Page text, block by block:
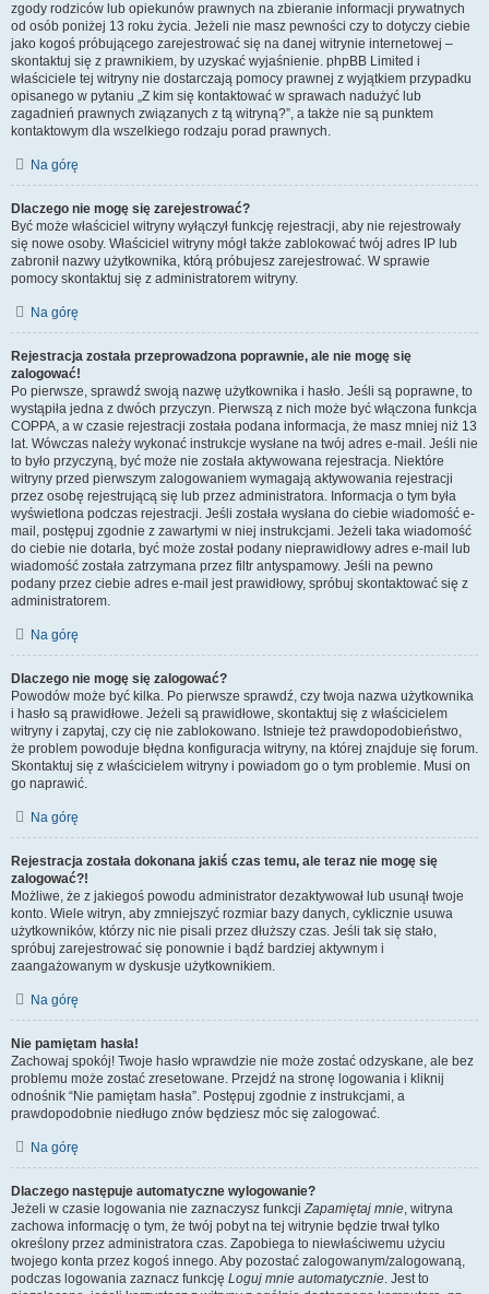
zgody rodziców lub opiekunów prawnych na zbieranie informacji prywatnych
od osób poniżej 13 roku życia. Jeżeli nie masz pewności czy to dotyczy ciebie
jako kogoś próbującego zarejestrować się na danej witrynie internetowej –
skontaktuj się z prawnikiem, by uzyskać wyjaśnienie. phpBB Limited i
właściciele tej witryny nie dostarczają pomocy prawnej z wyjątkiem przypadku
opisanego w pytaniu „Z kim się kontaktować w sprawach nadużyć lub
zagadnień prawnych związanych z tą witryną?”, a także nie są punktem
kontaktowym dla wszelkiego rodzaju porad prawnych.
Na górę
Dlaczego nie mogę się zarejestrować?
Być może właściciel witryny wyłączył funkcję rejestracji, aby nie rejestrowały
się nowe osoby. Właściciel witryny mógł także zablokować twój adres IP lub
zabronił nazwy użytkownika, którą próbujesz zarejestrować. W sprawie
pomocy skontaktuj się z administratorem witryny.
Na górę
Rejestracja została przeprowadzona poprawnie, ale nie mogę się
zalogować!
Po pierwsze, sprawdź swoją nazwę użytkownika i hasło. Jeśli są poprawne, to
wystąpiła jedna z dwóch przyczyn. Pierwszą z nich może być włączona funkcja
COPPA, a w czasie rejestracji została podana informacja, że masz mniej niż 13
lat. Wówczas należy wykonać instrukcje wysłane na twój adres e-mail. Jeśli nie
to było przyczyną, być może nie została aktywowana rejestracja. Niektóre
witryny przed pierwszym zalogowaniem wymagają aktywowania rejestracji
przez osobę rejestrującą się lub przez administratora. Informacja o tym była
wyświetlona podczas rejestracji. Jeśli została wysłana do ciebie wiadomość e-
mail, postępuj zgodnie z zawartymi w niej instrukcjami. Jeżeli taka wiadomość
do ciebie nie dotarła, być może został podany nieprawidłowy adres e-mail lub
wiadomość została zatrzymana przez filtr antyspamowy. Jeśli na pewno
podany przez ciebie adres e-mail jest prawidłowy, spróbuj skontaktować się z
administratorem.
Na górę
Dlaczego nie mogę się zalogować?
Powodów może być kilka. Po pierwsze sprawdź, czy twoja nazwa użytkownika
i hasło są prawidłowe. Jeżeli są prawidłowe, skontaktuj się z właścicielem
witryny i zapytaj, czy cię nie zablokowano. Istnieje też prawdopodobieństwo,
że problem powoduje błędna konfiguracja witryny, na której znajduje się forum.
Skontaktuj się z właścicielem witryny i powiadom go o tym problemie. Musi on
go naprawić.
Na górę
Rejestracja została dokonana jakiś czas temu, ale teraz nie mogę się
zalogować?!
Możliwe, że z jakiegoś powodu administrator dezaktywował lub usunął twoje
konto. Wiele witryn, aby zmniejszyć rozmiar bazy danych, cyklicznie usuwa
użytkowników, którzy nic nie pisali przez dłuższy czas. Jeśli tak się stało,
spróbuj zarejestrować się ponownie i bądź bardziej aktywnym i
zaangażowanym w dyskusje użytkownikiem.
Na górę
Nie pamiętam hasła!
Zachowaj spokój! Twoje hasło wprawdzie nie może zostać odzyskane, ale bez
problemu może zostać zresetowane. Przejdź na stronę logowania i kliknij
odnośnik “Nie pamiętam hasła”. Postępuj zgodnie z instrukcjami, a
prawdopodobnie niedługo znów będziesz móc się zalogować.
Na górę
Dlaczego następuje automatyczne wylogowanie?
Jeżeli w czasie logowania nie zaznaczysz funkcjiZapamiętaj mnie, witryna
zachowa informację o tym, że twój pobyt na tej witrynie będzie trwał tylko
określony przez administratora czas. Zapobiega to niewłaściwemu użyciu
twojego konta przez kogoś innego. Aby pozostać zalogowanym/zalogowaną,
podczas logowania zaznacz funkcję Loguj mnie automatycznie. Jest to